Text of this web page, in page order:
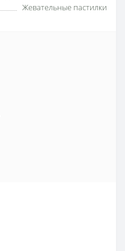
Жевательные пастилки